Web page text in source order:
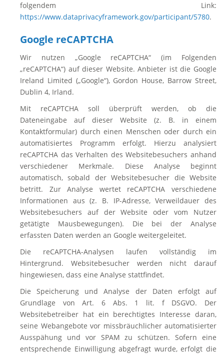
folgendem Link:
https://www.dataprivacyframework.gov/participant/5780.
Google reCAPTCHA
Wir nutzen „Google reCAPTCHA“ (im Folgenden
„reCAPTCHA“) auf dieser Website. Anbieter ist die Google
Ireland Limited („Google“), Gordon House, Barrow Street,
Dublin 4, Irland.
Mit reCAPTCHA soll überprüft werden, ob die
Dateneingabe auf dieser Website (z. B. in einem
Kontaktformular) durch einen Menschen oder durch ein
automatisiertes Programm erfolgt. Hierzu analysiert
reCAPTCHA das Verhalten des Websitebesuchers anhand
verschiedener Merkmale. Diese Analyse beginnt
automatisch, sobald der Websitebesucher die Website
betritt. Zur Analyse wertet reCAPTCHA verschiedene
Informationen aus (z. B. IP-Adresse, Verweildauer des
Websitebesuchers auf der Website oder vom Nutzer
getätigte Mausbewegungen). Die bei der Analyse
erfassten Daten werden an Google weitergeleitet.
Die reCAPTCHA-Analysen laufen vollständig im
Hintergrund. Websitebesucher werden nicht darauf
hingewiesen, dass eine Analyse stattfindet.
Die Speicherung und Analyse der Daten erfolgt auf
Grundlage von Art. 6 Abs. 1 lit. f DSGVO. Der
Websitebetreiber hat ein berechtigtes Interesse daran,
seine Webangebote vor missbräuchlicher automatisierter
Ausspähung und vor SPAM zu schützen. Sofern eine
entsprechende Einwilligung abgefragt wurde, erfolgt die